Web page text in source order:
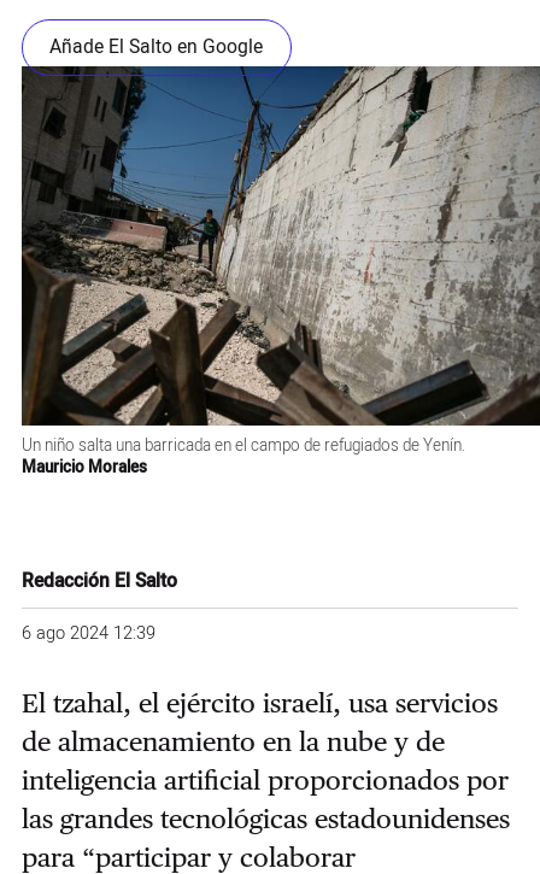
Añade El Salto en Google
Un niño salta una barricada en el campo de refugiados de Yenín.
Mauricio Morales
Redacción El Salto
6 ago 2024 12:39
El tzahal, el ejército israelí, usa servicios
de almacenamiento en la nube y de
inteligencia artificial proporcionados por
las grandes tecnológicas estadounidenses
para “participar y colaborar